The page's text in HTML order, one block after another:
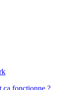
ça fonctionne ?